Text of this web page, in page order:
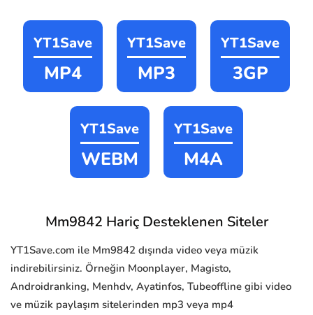
YT1Save
MP4
YT1Save
MP3
YT1Save
3GP
YT1Save
WEBM
YT1Save
M4A
Mm9842 Hariç Desteklenen Siteler
YT1Save.com ile Mm9842 dışında video veya müzik
indirebilirsiniz. Örneğin Moonplayer, Magisto,
Androidranking, Menhdv, Ayatinfos, Tubeoffline gibi video
ve müzik paylaşım sitelerinden mp3 veya mp4